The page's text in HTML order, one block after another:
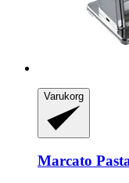
Varukorg
Marcato